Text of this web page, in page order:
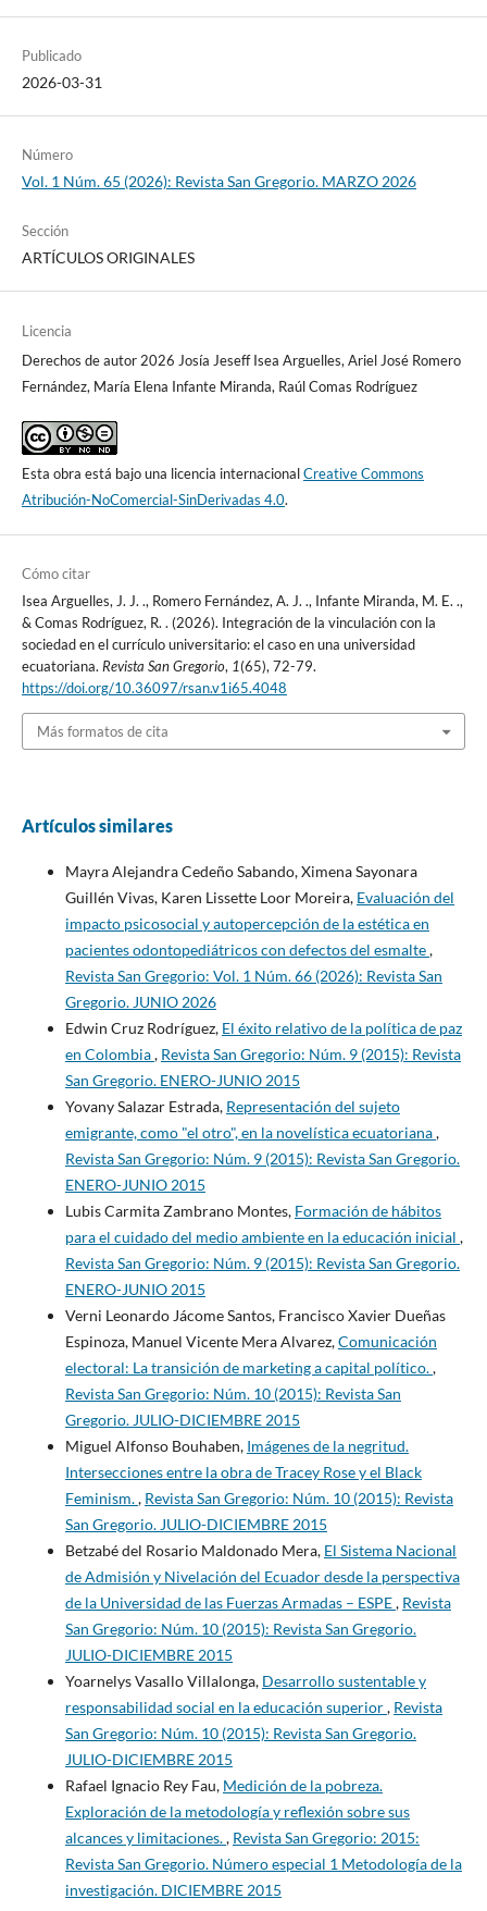
Publicado
2026-03-31
Número
Vol. 1 Núm. 65 (2026): Revista San Gregorio. MARZO 2026
Sección
ARTÍCULOS ORIGINALES
Licencia
Derechos de autor 2026 Josía Jeseff Isea Arguelles, Ariel José Romero
Fernández, María Elena Infante Miranda, Raúl Comas Rodríguez
Esta obra está bajo una licencia internacionalCreative Commons
Atribución-NoComercial-SinDerivadas 4.0.
Cómo citar
Isea Arguelles, J. J. ., Romero Fernández, A. J. ., Infante Miranda, M. E. .,
& Comas Rodríguez, R. . (2026). Integración de la vinculación con la
sociedad en el currículo universitario: el caso en una universidad
ecuatoriana. Revista San Gregorio, 1(65), 72-79.
https://doi.org/10.36097/rsan.v1i65.4048
Más formatos de cita
Artículos similares
Mayra Alejandra Cedeño Sabando, Ximena Sayonara
Guillén Vivas, Karen Lissette Loor Moreira, Evaluación del
impacto psicosocial y autopercepción de la estética en
pacientes odontopediátricos con defectos del esmalte,
Revista San Gregorio: Vol. 1 Núm. 66 (2026): Revista San
Gregorio. JUNIO 2026
Edwin Cruz Rodríguez, El éxito relativo de la política de paz
en Colombia, Revista San Gregorio: Núm. 9 (2015): Revista
San Gregorio. ENERO-JUNIO 2015
Yovany Salazar Estrada, Representación del sujeto
emigrante, como "el otro", en la novelística ecuatoriana,
Revista San Gregorio: Núm. 9 (2015): Revista San Gregorio.
ENERO-JUNIO 2015
Lubis Carmita Zambrano Montes, Formación de hábitos
para el cuidado del medio ambiente en la educación inicial ,
Revista San Gregorio: Núm. 9 (2015): Revista San Gregorio.
ENERO-JUNIO 2015
Verni Leonardo Jácome Santos, Francisco Xavier Dueñas
Espinoza, Manuel Vicente Mera Alvarez,Comunicación
electoral: La transición de marketing a capital político.,
Revista San Gregorio: Núm. 10 (2015): Revista San
Gregorio. JULIO-DICIEMBRE 2015
Miguel Alfonso Bouhaben, Imágenes de la negritud.
Intersecciones entre la obra de Tracey Rose y el Black
Feminism., Revista San Gregorio: Núm. 10 (2015): Revista
San Gregorio. JULIO-DICIEMBRE 2015
Betzabé del Rosario Maldonado Mera, El Sistema Nacional
de Admisión y Nivelación del Ecuador desde la perspectiva
de la Universidad de las Fuerzas Armadas – ESPE, Revista
San Gregorio: Núm. 10 (2015): Revista San Gregorio.
JULIO-DICIEMBRE 2015
Yoarnelys Vasallo Villalonga, Desarrollo sustentable y
responsabilidad social en la educación superior, Revista
San Gregorio: Núm. 10 (2015): Revista San Gregorio.
JULIO-DICIEMBRE 2015
Rafael Ignacio Rey Fau, Medición de la pobreza.
Exploración de la metodología y reflexión sobre sus
alcances y limitaciones., Revista San Gregorio: 2015:
Revista San Gregorio. Número especial 1 Metodología de la
investigación. DICIEMBRE 2015